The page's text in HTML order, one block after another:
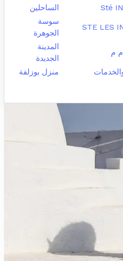
Sté
الساحلين
STE LES
سوسة
الجوهرة
م
المدينة
الجديدة
منزل بوزلفة